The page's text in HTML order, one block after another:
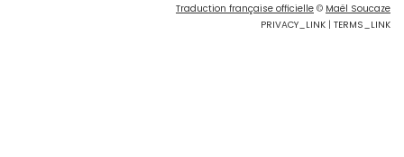
Traduction française officielle © Maël Soucaze
PRIVACY_LINK | TERMS_LINK